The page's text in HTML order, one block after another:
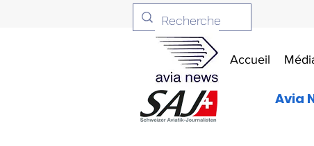
Accueil
Avia